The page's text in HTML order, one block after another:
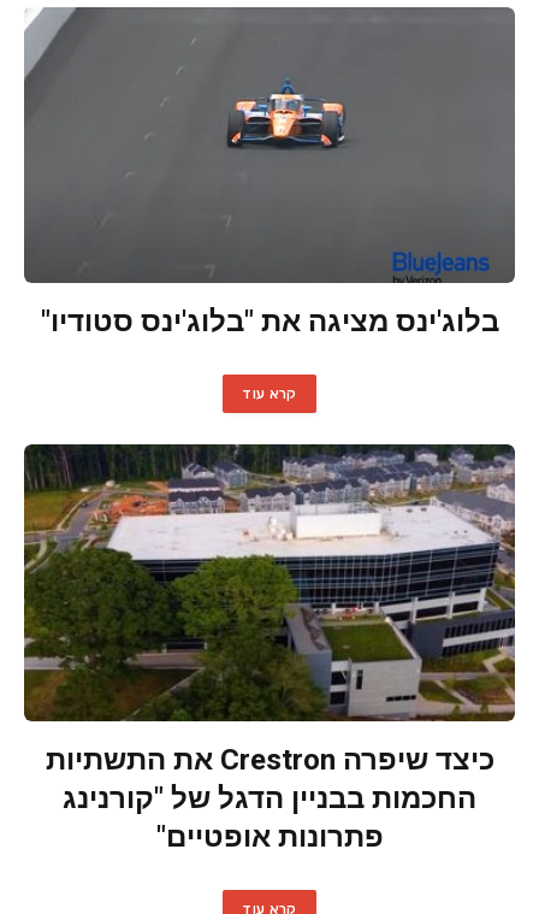
בלוג'ינס מציגה את "בלוג'ינס סטודיו"
קרא עוד
כיצד שיפרה Crestron את התשתיות
החכמות בבניין הדגל של "קורנינג
פתרונות אופטיים"
קרא עוד